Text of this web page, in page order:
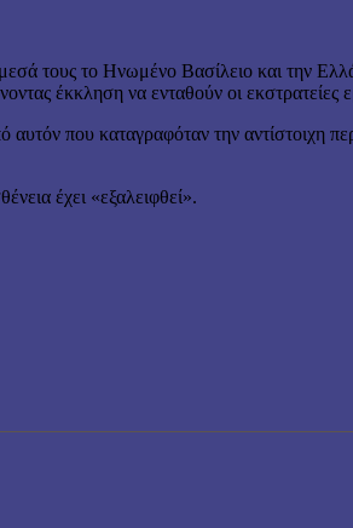
τους το Ηνωμένο Βασίλειο και την
έκκληση να ενταθούν οι εκστρατείες
που καταγραφόταν την αντίστοιχη
έχει «εξαλειφθεί».